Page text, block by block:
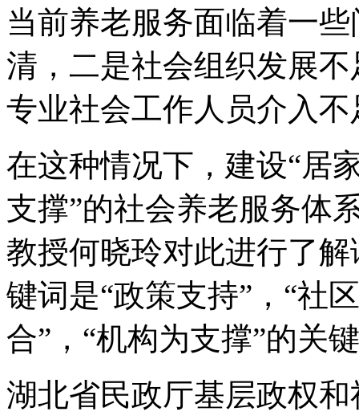
当前养老服务面临着一
清，二是社会组织发展
专业社会工作人员介入不
在这种情况下，建设“居
支撑”的社会养老服务体
教授何晓玲对此进行了
键词是“政策支持”，“社
合”，“机构为支撑”的关
湖北省民政厅基层政权